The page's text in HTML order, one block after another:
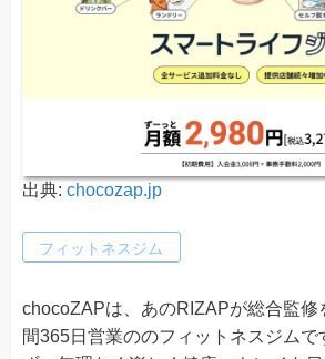
出典: chocozap.jp
フィットネスジム
chocoZAPは、あのRIZAPが総合監修
間365日営業ののフィットネスジム